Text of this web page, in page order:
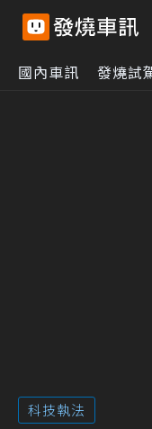
國內車訊 發燒試
科技執法